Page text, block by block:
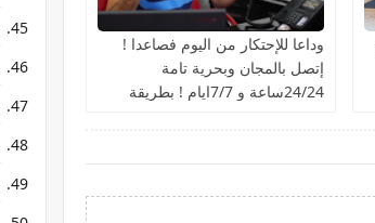
وداعا للإحتكار من اليوم فصاعدا !
إتصل بالمجان وبحرية تامة
24/24ساعة و 7/7ايام ! بطريقة